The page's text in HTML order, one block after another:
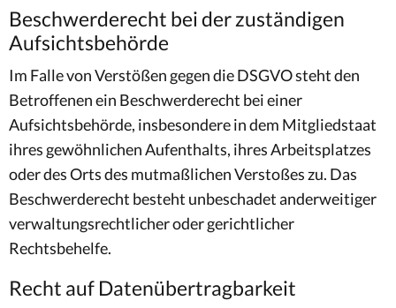
Beschwerderecht bei der zuständigen
Aufsichtsbehörde
Im Falle von Verstößen gegen die DSGVO steht den
Betroffenen ein Beschwerderecht bei einer
Aufsichtsbehörde, insbesondere in dem Mitgliedstaat
ihres gewöhnlichen Aufenthalts, ihres Arbeitsplatzes
oder des Orts des mutmaßlichen Verstoßes zu. Das
Beschwerderecht besteht unbeschadet anderweitiger
verwaltungsrechtlicher oder gerichtlicher
Rechtsbehelfe.
Recht auf Datenübertragbarkeit